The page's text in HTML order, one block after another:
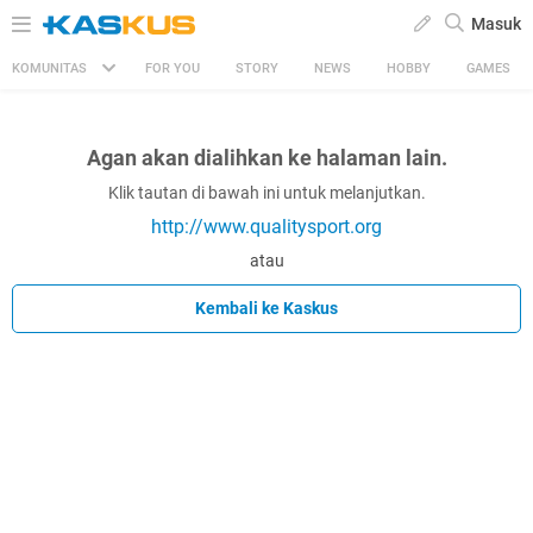
Masuk
KOMUNITAS FOR YOU STORY NEWS HOBBY GAMES
Agan akan dialihkan ke halaman lain.
Klik tautan di bawah ini untuk melanjutkan.
http://www.qualitysport.org
atau
Kembali ke Kaskus